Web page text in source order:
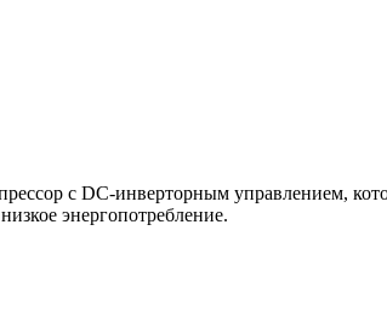
с DC-инверторным управлением,
энергопотребление.